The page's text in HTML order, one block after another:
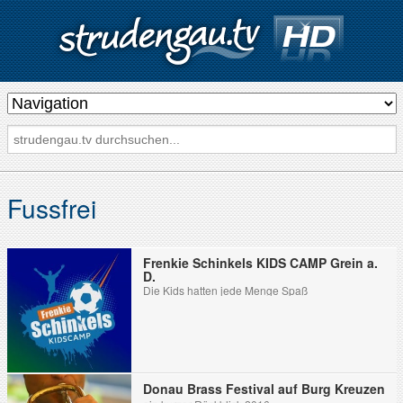
s
t
r
u
d
e
n
g
a
u
.
t
Fussfrei
Frenkie Schinkels KIDS CAMP Grein a.
D.
Die Kids hatten jede Menge Spaß
Donau Brass Festival auf Burg Kreuzen